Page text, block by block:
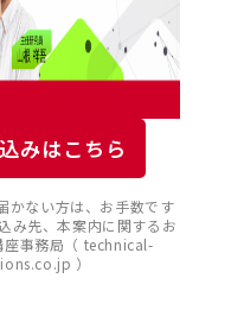
みはこちら
かない方は、お手数です
み先、本案内に関するお
座事務局（ technical-
）